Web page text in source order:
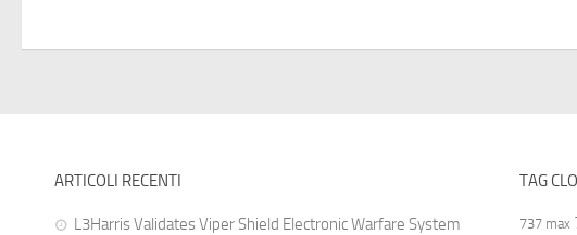
ARTICOLI RECENTI
L3Harris Validates Viper Shield Electronic Warfare System
TAG
737 max